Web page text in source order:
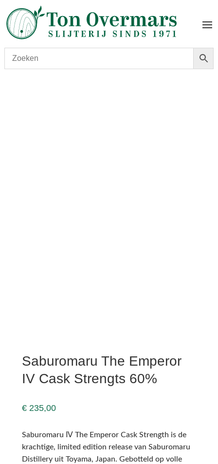
Saburomaru The Emperor
IV Cask Strengts 60%
€235,00
Saburomaru Ⅳ The Emperor Cask Strength is de
krachtige, limited edition release van Saburomaru
Distillery uit Toyama, Japan. Gebotteld op volle